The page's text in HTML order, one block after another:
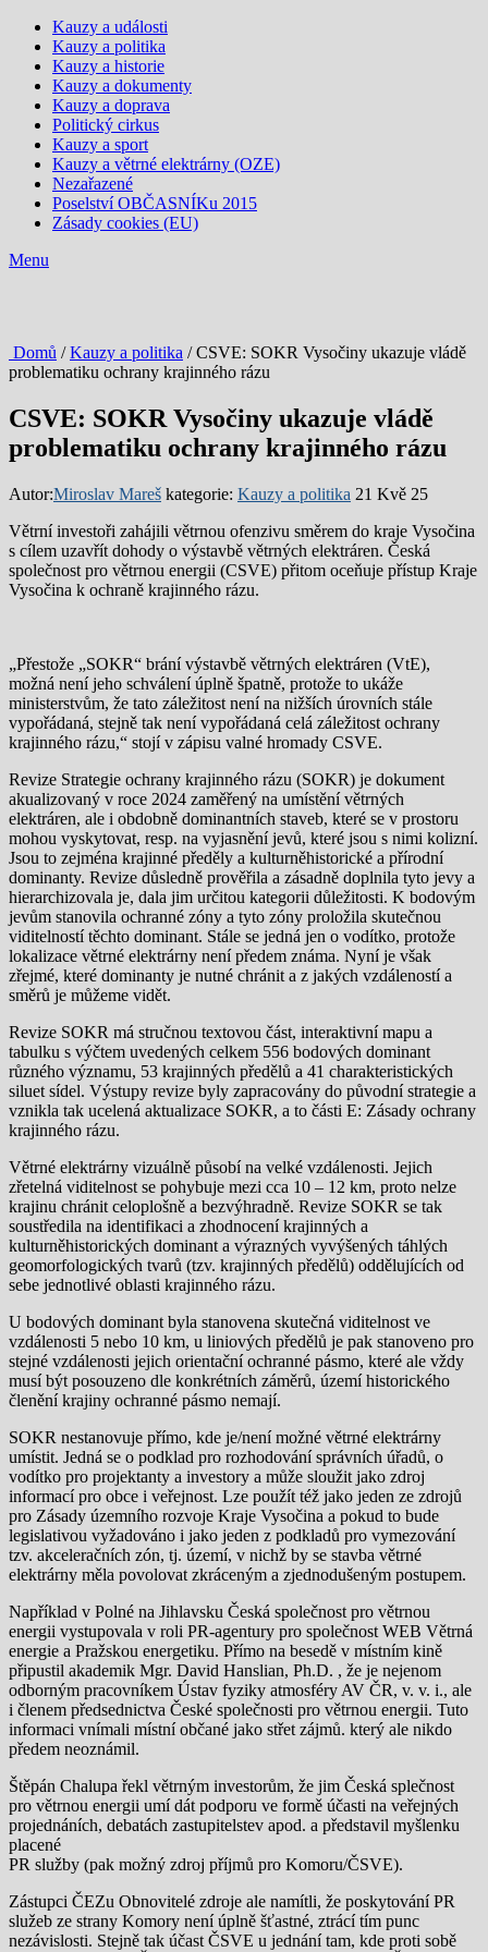
Kauzy a události
Kauzy a politika
Kauzy a historie
Kauzy a dokumenty
Kauzy a doprava
Politický cirkus
Kauzy a sport
Kauzy a větrné elektrárny (OZE)
Nezařazené
Poselství OBČASNÍKu 2015
Zásady cookies (EU)
Menu
Domů /Kauzy a politika / CSVE: SOKR Vysočiny ukazuje vládě
problematiku ochrany krajinného rázu
CSVE: SOKR Vysočiny ukazuje vládě
problematiku ochrany krajinného rázu
Autor:Miroslav Mareš kategorie: Kauzy a politika 21 Kvě 25
Větrní investoři zahájili větrnou ofenzivu směrem do kraje Vysočina
s cílem uzavřít dohody o výstavbě větrných elektráren. Česká
společnost pro větrnou energii (CSVE) přitom oceňuje přístup Kraje
Vysočina k ochraně krajinného rázu.
„Přestože „SOKR“ brání výstavbě větrných elektráren (VtE),
možná není jeho schválení úplně špatně, protože to ukáže
ministerstvům, že tato záležitost není na nižších úrovních stále
vypořádaná, stejně tak není vypořádaná celá záležitost ochrany
krajinného rázu,“ stojí v zápisu valné hromady CSVE.
Revize Strategie ochrany krajinného rázu (SOKR) je dokument
akualizovaný v roce 2024 zaměřený na umístění větrných
elektráren, ale i obdobně dominantních staveb, které se v prostoru
mohou vyskytovat, resp. na vyjasnění jevů, které jsou s nimi kolizní.
Jsou to zejména krajinné předěly a kulturněhistorické a přírodní
dominanty. Revize důsledně prověřila a zásadně doplnila tyto jevy a
hierarchizovala je, dala jim určitou kategorii důležitosti. K bodovým
jevům stanovila ochranné zóny a tyto zóny proložila skutečnou
viditelností těchto dominant. Stále se jedná jen o vodítko, protože
lokalizace větrné elektrárny není předem známa. Nyní je však
zřejmé, které dominanty je nutné chránit a z jakých vzdáleností a
směrů je můžeme vidět.
Revize SOKR má stručnou textovou část, interaktivní mapu a
tabulku s výčtem uvedených celkem 556 bodových dominant
různého významu, 53 krajinných předělů a 41 charakteristických
siluet sídel. Výstupy revize byly zapracovány do původní strategie a
vznikla tak ucelená aktualizace SOKR, a to části E: Zásady ochrany
krajinného rázu.
Větrné elektrárny vizuálně působí na velké vzdálenosti. Jejich
zřetelná viditelnost se pohybuje mezi cca 10 – 12 km, proto nelze
krajinu chránit celoplošně a bezvýhradně. Revize SOKR se tak
soustředila na identifikaci a zhodnocení krajinných a
kulturněhistorických dominant a výrazných vyvýšených táhlých
geomorfologických tvarů (tzv. krajinných předělů) oddělujících od
sebe jednotlivé oblasti krajinného rázu.
U bodových dominant byla stanovena skutečná viditelnost ve
vzdálenosti 5 nebo 10 km, u liniových předělů je pak stanoveno pro
stejné vzdálenosti jejich orientační ochranné pásmo, které ale vždy
musí být posouzeno dle konkrétních záměrů, území historického
členění krajiny ochranné pásmo nemají.
SOKR nestanovuje přímo, kde je/není možné větrné elektrárny
umístit. Jedná se o podklad pro rozhodování správních úřadů, o
vodítko pro projektanty a investory a může sloužit jako zdroj
informací pro obce i veřejnost. Lze použít též jako jeden ze zdrojů
pro Zásady územního rozvoje Kraje Vysočina a pokud to bude
legislativou vyžadováno i jako jeden z podkladů pro vymezování
tzv. akceleračních zón, tj. území, v nichž by se stavba větrné
elektrárny měla povolovat zkráceným a zjednodušeným postupem.
Například v Polné na Jihlavsku Česká společnost pro větrnou
energii vystupovala v roli PR-agentury pro společnost WEB Větrná
energie a Pražskou energetiku. Přímo na besedě v místním kině
připustil akademik Mgr. David Hanslian, Ph.D. , že je nejenom
odborným pracovníkem Ústav fyziky atmosféry AV ČR, v. v. i., ale
i členem předsednictva České společnosti pro větrnou energii. Tuto
informaci vnímali místní občané jako střet zájmů. který ale nikdo
předem neoznámil.
Štěpán Chalupa řekl větrným investorům, že jim Česká splečnost
pro větrnou energii umí dát podporu ve formě účasti na veřejných
projednáních, debatách zastupitelstev apod. a představil myšlenku
placené
PR služby (pak možný zdroj příjmů pro Komoru/ČSVE).
Zástupci ČEZu Obnovitelé zdroje ale namítli, že poskytování PR
služeb ze strany Komory není úplně šťastné, ztrácí tím punc
nezávislosti. Stejně tak účast ČSVE u jednání tam, kde proti sobě